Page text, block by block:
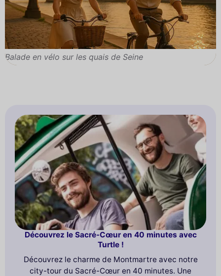
Balade en vélo sur les quais de Seine
Découvrez le Sacré-Cœur en 40 minutes avec
Turtle !
Découvrez le charme de Montmartre avec notre
city-tour du Sacré-Cœur en 40 minutes. Une